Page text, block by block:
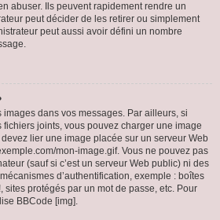
abuser. Ils peuvent rapidement rendre un
peut décider de les retirer ou simplement
peut aussi avoir défini un nombre
dans vos messages. Par ailleurs, si
fichiers joints, vous pouvez charger une image
lier une image placée sur un serveur Web
mon-image.gif. Vous ne pouvez pas
(sauf si c’est un serveur Web public) ni des
d’authentification, exemple : boîtes
sites protégés par un mot de passe, etc. Pour
BBCode [img].